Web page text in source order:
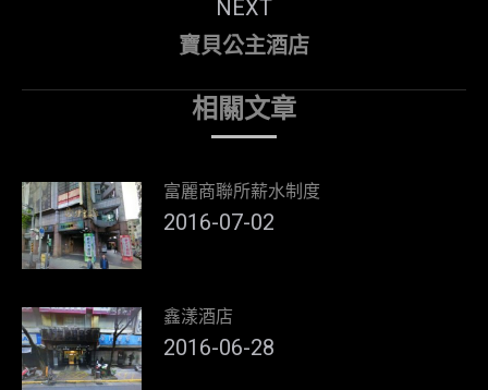
NEXT
Next
寶貝公主酒店
相關文章
富麗商聯所薪水制度
2016-07-02
鑫漾酒店
2016-06-28